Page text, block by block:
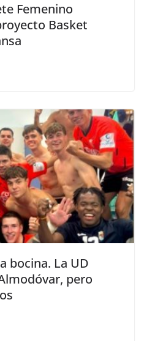
Femenino
Basket
bocina. La UD
pero